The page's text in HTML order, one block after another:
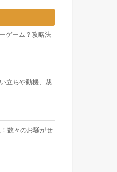
ゲーム？攻略法
立ちや動機、裁
数々のお騒がせ